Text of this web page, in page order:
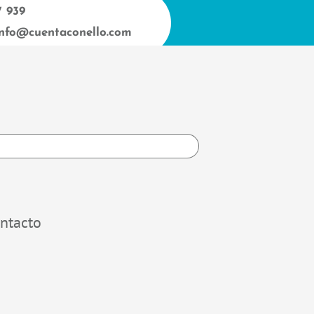
939